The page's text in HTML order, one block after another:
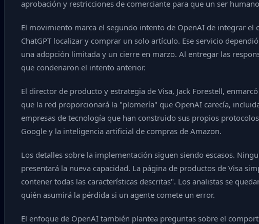
aprobación y restricciones de comerciante para que un ser
El movimiento marca el segundo intento de OpenAI de integrar
ChatGPT localizar y comprar un solo artículo. Ese servicio
una adopción limitada y un cierre en marzo. Al entregar las
que condenaron el intento anterior.
El director de producto y estrategia de Visa, Jack Forestell,
que la red proporcionará la "plomería" que OpenAI carecía,
empresas de tecnología que han construido sus propios
Google y la inteligencia artificial de compras de Amazon.
Los detalles sobre la implementación siguen siendo escasos.
presentará la nueva capacidad. La página de productos de Visa
contener todas las características descritas". Los analistas se
quién asumirá la pérdida si un agente comete un error.
El enfoque de OpenAI también plantea preguntas sobre el